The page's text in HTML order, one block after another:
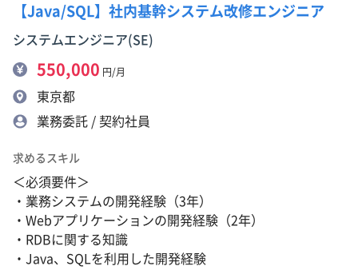
【Java/SQL】社内基幹システム改修エンジニア
システムエンジニア(SE)
550,000 円/月
東京都
業務委託 / 契約社員
求めるスキル
＜必須要件＞
・業務システムの開発経験（3年）
・Webアプリケーションの開発経験（2年）
・RDBに関する知識
・Java、SQLを利用した開発経験